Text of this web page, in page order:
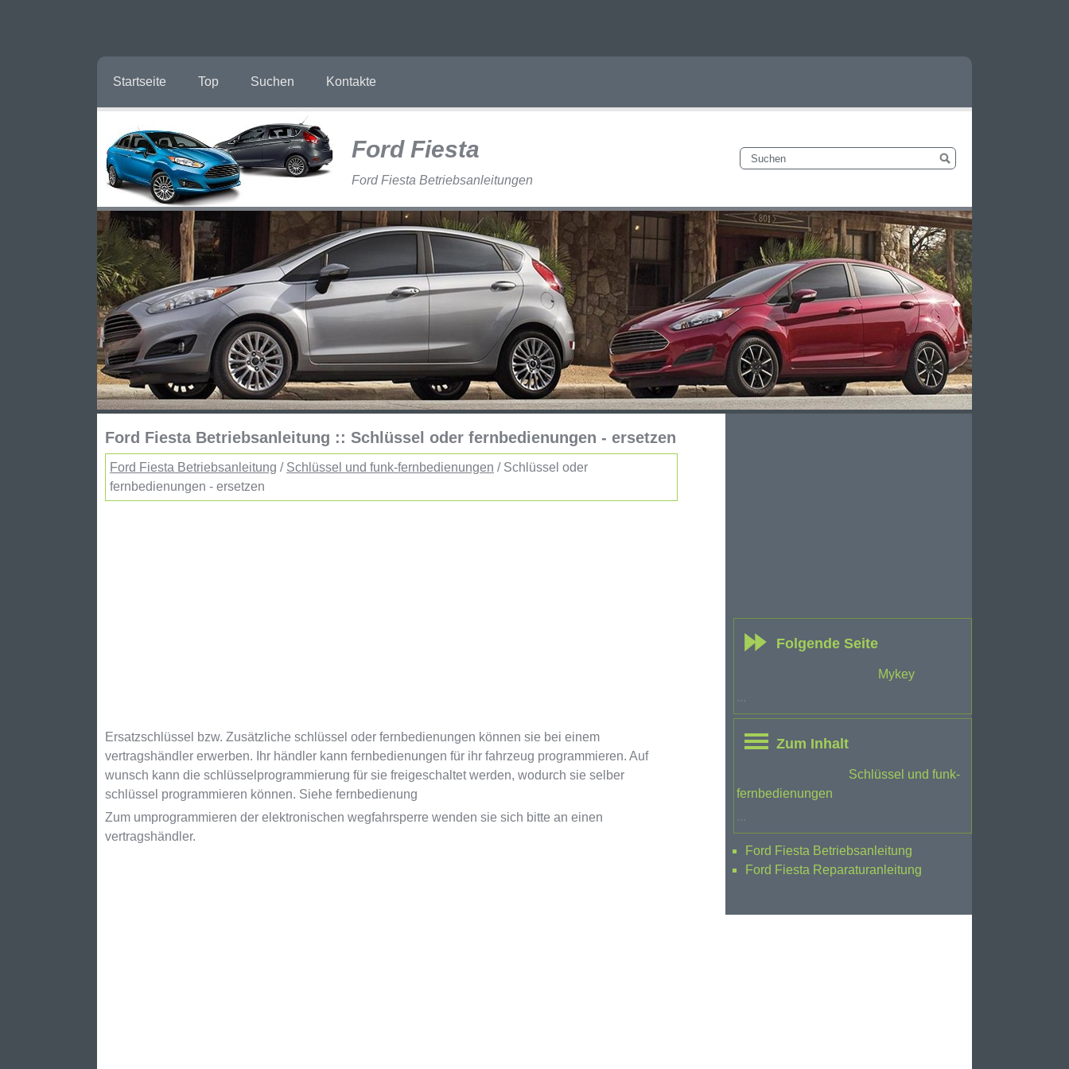
Startseite Top Suchen Kontakte
Ford Fiesta
Ford Fiesta Betriebsanleitungen
Ford Fiesta Betriebsanleitung :: Schlüssel oder fernbedienungen - ersetzen
Ford Fiesta Betriebsanleitung / Schlüssel und funk-fernbedienungen / Schlüssel oder
fernbedienungen - ersetzen
Ersatzschlüssel bzw. Zusätzliche schlüssel oder fernbedienungen können sie bei einem
vertragshändler erwerben. Ihr händler kann fernbedienungen für ihr fahrzeug programmieren. Auf
wunsch kann die schlüsselprogrammierung für sie freigeschaltet werden, wodurch sie selber
schlüssel programmieren können. Siehe fernbedienung
Zum umprogrammieren der elektronischen wegfahrsperre wenden sie sich bitte an einen
vertragshändler.
Folgende Seite
Mykey
...
Zum Inhalt
Schlüssel und funk-
fernbedienungen
...
Ford Fiesta Betriebsanleitung
Ford Fiesta Reparaturanleitung